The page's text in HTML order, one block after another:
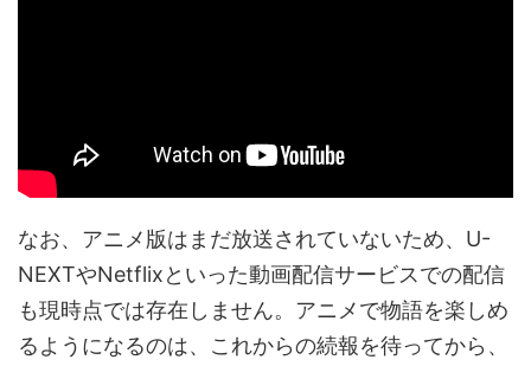
なお、アニメ版はまだ放送されていないため、U-
NEXTやNetflixといった動画配信サービスでの配信
も現時点では存在しません。アニメで物語を楽しめ
るようになるのは、これからの続報を待ってから、